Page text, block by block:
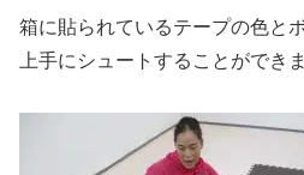
箱に貼られているテープの色と
上手にシュートすることができ